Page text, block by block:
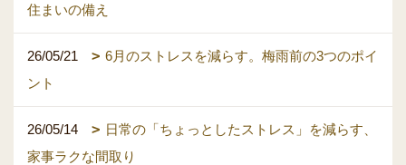
住まいの備え
26/05/21
6月のストレスを減らす。梅雨前の3つのポイ
ント
26/05/14
日常の「ちょっとしたストレス」を減らす、
家事ラクな間取り